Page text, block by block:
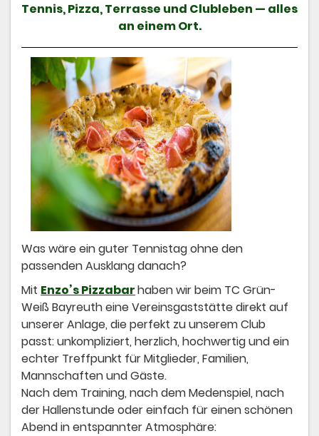
Tennis, Pizza, Terrasse und Clubleben — alles
an einem Ort.
Was wäre ein guter Tennistag ohne den
passenden Ausklang danach?
Mit Enzo’s Pizzabarhaben wir beim TC Grün-
Weiß Bayreuth eine Vereinsgaststätte direkt auf
unserer Anlage, die perfekt zu unserem Club
passt: unkompliziert, herzlich, hochwertig und ein
echter Treffpunkt für Mitglieder, Familien,
Mannschaften und Gäste.
Nach dem Training, nach dem Medenspiel, nach
der Hallenstunde oder einfach für einen schönen
Abend in entspannter Atmosphäre: